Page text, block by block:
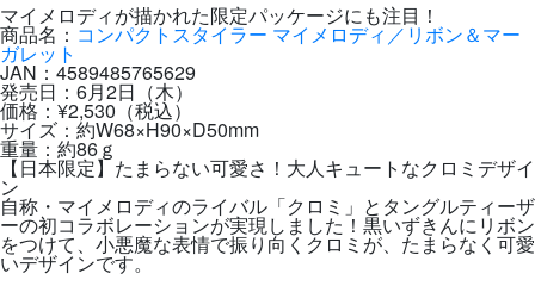
マイメロディが描かれた限定パッケージにも注目！
商品名： コンパクトスタイラー マイメロディ／リボン＆マー
ガレット
JAN：4589485765629
発売日：6月2日（木）
価格：¥2,530（税込）
サイズ：約W68×H90×D50mm
重量：約86ｇ
【日本限定】たまらない可愛さ！大人キュートなクロミデザイ
ン
自称・マイメロディのライバル「クロミ」とタングルティーザ
ーの初コラボレーションが実現しました！ 黒いずきんにリボン
をつけて、小悪魔な表情で振り向くクロミが、たまらなく可愛
いデザインです。